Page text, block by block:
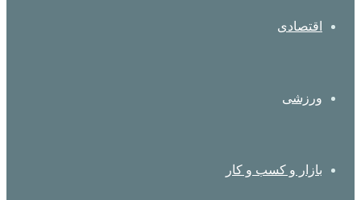
اقتصادی
ورزشی
بازار و کسب و کار